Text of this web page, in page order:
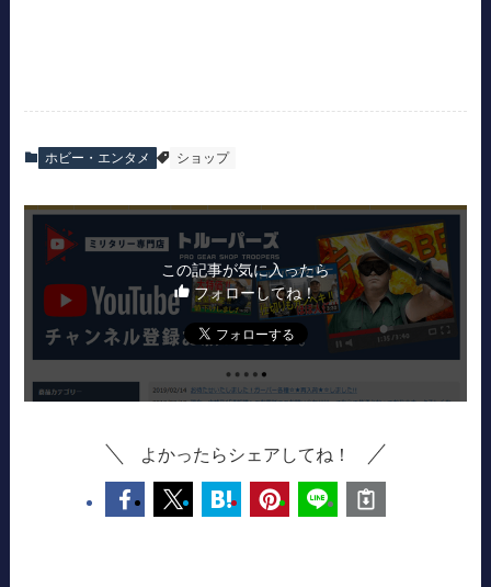
ホビー・エンタメ ショップ
この記事が気に入ったら
フォローしてね！
よかったらシェアしてね！